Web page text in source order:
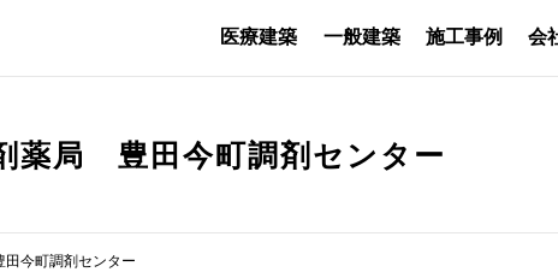
医療建築 一般建築 施工事例 会
薬局 豊田今町調剤センター
今町調剤センター